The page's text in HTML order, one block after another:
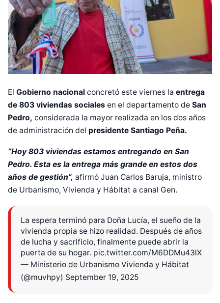
El Gobierno nacional concretó este viernes la entrega
de 803 viviendas sociales en el departamento de San
Pedro, considerada la mayor realizada en los dos años
de administración del presidente Santiago Peña.
“Hoy 803 viviendas estamos entregando en San
Pedro. Esta es la entrega más grande en estos dos
años de gestión”, afirmó Juan Carlos Baruja, ministro
de Urbanismo, Vivienda y Hábitat a canal Gen.
La espera terminó para Doña Lucía, el sueño de la
vivienda propia se hizo realidad. Después de años
de lucha y sacrificio, finalmente puede abrir la
puerta de su hogar. pic.twitter.com/M6DDMu43lX
— Ministerio de Urbanismo Vivienda y Hábitat
(@muvhpy) September 19, 2025